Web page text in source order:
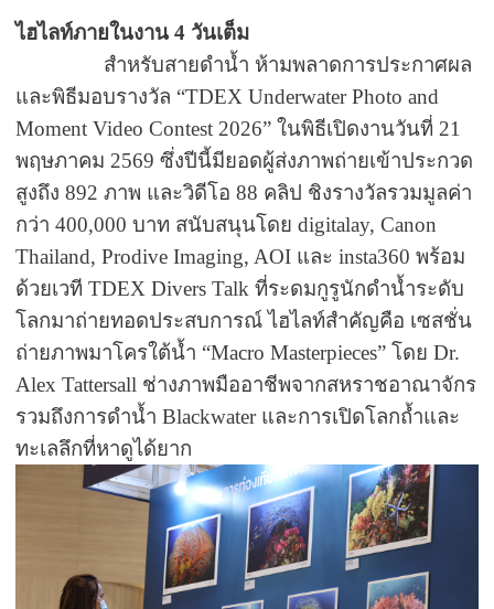
ไฮไลท์ภายในงาน4 วันเต็ม
สำหรับสายดำน้ำ ห้ามพลาดการประกาศผล
และพิธีมอบรางวัล “TDEX Underwater Photo and
Moment Video Contest 2026”ในพิธีเปิดงานวันที่ 21
พฤษภาคม 2569ซึ่งปีนี้มียอดผู้ส่งภาพถ่ายเข้าประกวด
สูงถึง892ภาพ และวิดีโอ88 คลิป ชิงรางวัลรวมมูลค่า
กว่า400,000บาท สนับสนุนโดยdigitalay, Canon
Thailand, Prodive Imaging, AOI และinsta360พร้อม
ด้วยเวทีTDEX Divers Talkที่ระดมกูรูนักดำน้ำระดับ
โลกมาถ่ายทอดประสบการณ์ ไฮไลท์สำคัญคือ เซสชั่น
ถ่ายภาพมาโครใต้น้ำ “Macro Masterpieces”โดยDr.
Alex Tattersall ช่างภาพมืออาชีพจากสหราชอาณาจักร
รวมถึงการดำน้ำBlackwater และการเปิดโลกถ้ำและ
ทะเลลึกที่หาดูได้ยาก